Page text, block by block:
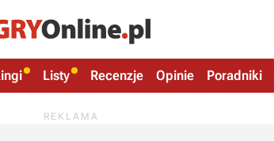
Listy Recenzje Opinie Poradniki